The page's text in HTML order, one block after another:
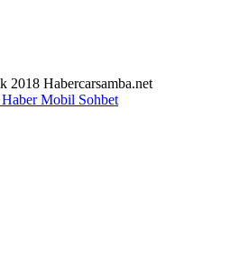
2018 Habercarsamba.net
HaberMobil Sohbet